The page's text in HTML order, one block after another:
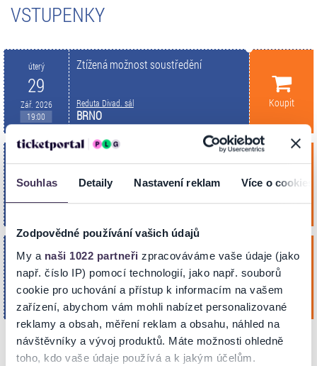
Souhlas Detaily Nastavení reklam Více o cookies
Zodpovědné používání vašich údajů
My a naši 1022 partneři zpracováváme vaše údaje (jako
např. číslo IP) pomocí technologií, jako např. souborů
cookie pro uchování a přístup k informacím na vašem
zařízení, abychom vám mohli nabízet personalizované
reklamy a obsah, měření reklam a obsahu, náhled na
návštěvníky a vývoj produktů. Máte možnosti ohledně
toho, kdo vaše údaje používá a k jakým účelům.
VSTUPENKY
úterý
29
Zář. 2026
19:00
Ztížená možnost soustředění
Reduta Divad. sál
BRNO
Koupit
12
BRNO
středa
4
Lis. 2026
19:00
Ztížená možnost soustředění
Reduta Divad. sál
BRNO
Koupit